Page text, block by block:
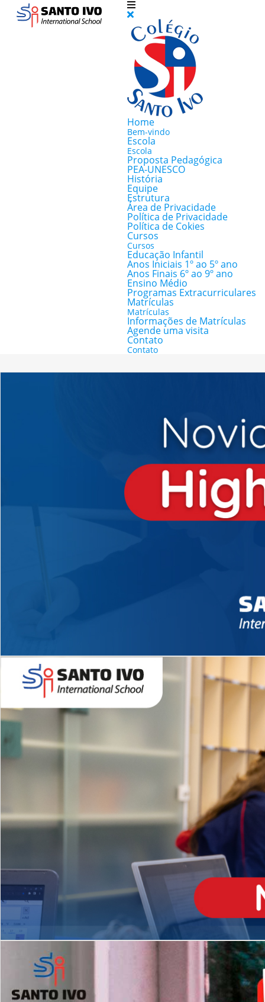
Home
Bem-vindo
Escola
Escola
Proposta Pedagógica
PEA-UNESCO
História
Equipe
Estrutura
Área de Privacidade
Política de Privacidade
Política de Cokies
Cursos
Cursos
Educação Infantil
Anos Iniciais 1º ao 5º ano
Anos Finais 6º ao 9º ano
Ensino Médio
Programas Extracurriculares
Matrículas
Matrículas
Informações de Matrículas
Agende uma visita
Contato
Contato
Novidades 2026 High School
Matrículas Abertas 2026
EDUCAÇÃO INFANTIL
Inglês todos os dias
MÉDIO
igh School
Dupla Diplomação
2º AO 5º ANO FUNDAMENTAL